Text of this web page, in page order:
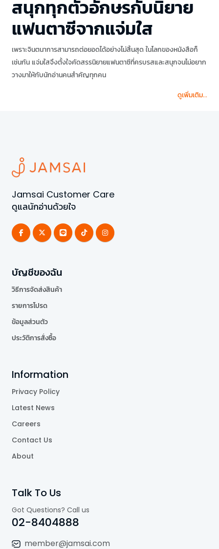
สนุกทุกตัวอักษรกับนิยาย
แฟนตาซีจากแจ่มใส
เพราะจินตนาการสามารถต่อยอดได้อย่างไม่สิ้นสุด ในโลกของหนังสือก็
เช่นกัน แจ่มใสจึงตั้งใจคัดสรรนิยายแฟนตาซีที่ครบรสและสนุกจนไม่อยาก
วางมาให้กับนักอ่านคนสำคัญทุกคน
ดูเพิ่มเติม...
Jamsai Customer Care
ดูแลนักอ่านด้วยใจ
บัญชีของฉัน
วิธีการจัดส่งสินค้า
รายการโปรด
ข้อมูลส่วนตัว
ประวัติการสั่งซื้อ
Information
Privacy Policy
Latest News
Careers
Contact Us
About
Talk To Us
Got Questions? Call us
02-8404888
member@jamsai.com